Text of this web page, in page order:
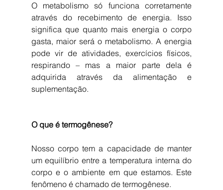
O metabolismo só funciona corretamente
através do recebimento de energia. Isso
significa que quanto mais energia o corpo
gasta, maior será o metabolismo. A energia
pode vir de atividades, exercícios físicos,
respirando – mas a maior parte dela é
adquirida através da alimentação e
suplementação.
O que é termogênese?
Nosso corpo tem a capacidade de manter
um equilíbrio entre a temperatura interna do
corpo e o ambiente em que estamos. Este
fenômeno é chamado de termogênese.